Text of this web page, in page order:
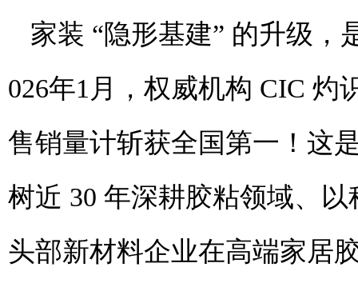
家装 “隐形基建” 的升级，
026年1月，权威机构 CIC 灼
售销量计斩获全国第一！这
树近 30 年深耕胶粘领域、
头部新材料企业在高端家居